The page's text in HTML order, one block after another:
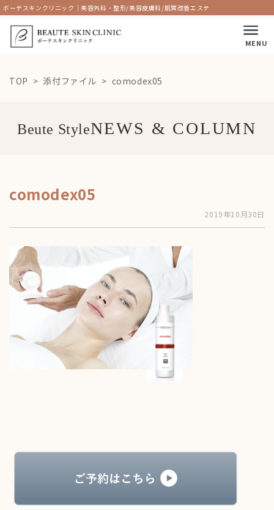
ボーテスキンクリニック｜美容外科・整形/美容皮膚科/肌質改善エステ
MENU
TOP 添付ファイル comodex05
Beute Style
comodex05
2019年10月30日